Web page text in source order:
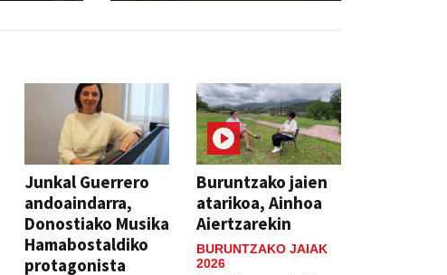
Junkal Guerrero
andoaindarra,
Donostiako Musika
Hamabostaldiko
protagonista
Buruntzako jaien
atarikoa, Ainhoa
Aiertzarekin
BURUNTZAKO JAIAK
2026